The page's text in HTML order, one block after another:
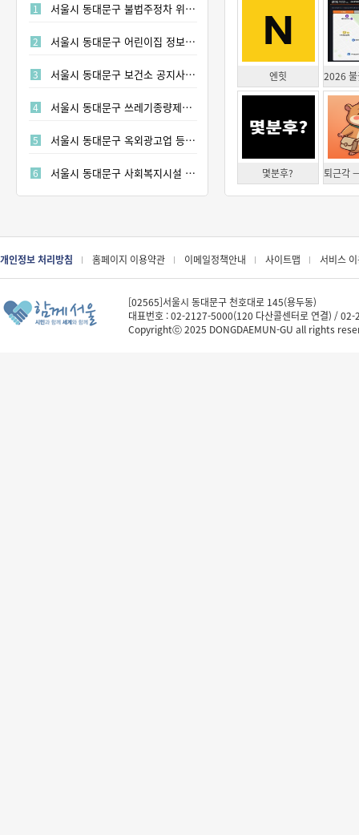
1 서울시 동대문구 불법주정차 위반 단속 CCTV 위치정보
2 서울시 동대문구 어린이집 정보 (표준 데이터)
3 서울시 동대문구 보건소 공지사항 정보
4 서울시 동대문구 쓰레기종량제봉투판매업 인허가 정보
5 서울시 동대문구 옥외광고업 등록 정보
6 서울시 동대문구 사회복지시설 목록
엔힛
몇분후?
개인정보 처리방침 홈페이지 이용약관 이메일정책안내 사이트맵 서비스
[02565]서울시 동대문구 천호대로 145(용두동)
대표번호 : 02-2127-5000(120 다산콜센터로 연결) /
Copyrightⓒ 2025 DONGDAEMUN-GU all rights